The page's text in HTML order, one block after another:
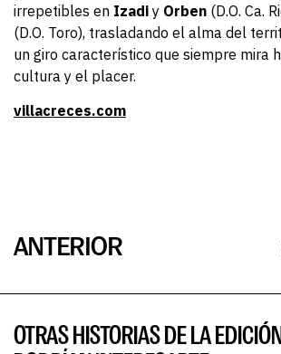
irrepetibles en Izadi y Orben (D.O. Ca.
(D.O. Toro), trasladando el alma del
un giro característico que siempre mira
cultura y el placer.
villacreces.com
ANTERIOR
OTRAS HISTORIAS DE LA